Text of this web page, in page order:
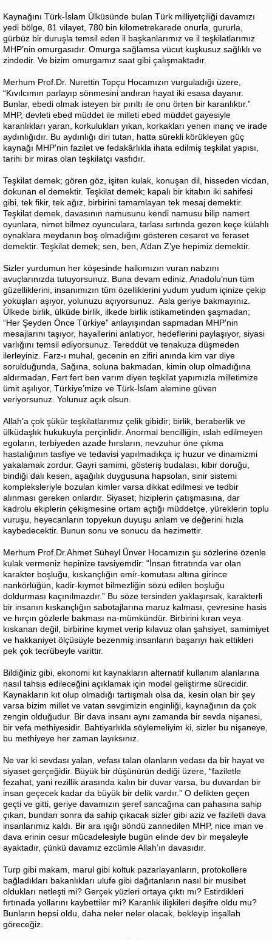
Kaynağını Türk-İslam Ülküsünde bulan Türk milliyetçiliği davamızı
yedi bölge, 81 vilayet, 780 bin kilometrekarede onurla, gururla,
gürbüz bir duruşla temsil eden il başkanlarımız ve il teşkilatlarımız
MHP’nin omurgasıdır. Omurga sağlamsa vücut kuşkusuz sağlıklı ve
zindedir. Ve bizim omurgamız saat gibi çalışmaktadır.
Merhum Prof.Dr. Nurettin Topçu Hocamızın vurguladığı üzere,
“Kıvılcımın parlayıp sönmesini andıran hayat iki esasa dayanır.
Bunlar, ebedi olmak isteyen bir pırıltı ile onu örten bir karanlıktır.”
MHP, devleti ebed müddet ile milleti ebed müddet gayesiyle
karanlıkları yaran, korkulukları yıkan, korkakları yenen inanç ve irade
aydınlığıdır. Bu aydınlığı diri tutan, hatta sürekli körükleyen güç
kaynağı MHP’nin fazilet ve fedakârlıkla ihata edilmiş teşkilat yapısı,
tarihi bir miras olan teşkilatçı vasfıdır.
Teşkilat demek; gören göz, işiten kulak, konuşan dil, hisseden vicdan,
dokunan el demektir. Teşkilat demek; kapalı bir kitabın iki sahifesi
gibi, tek fikir, tek ağız, birbirini tamamlayan tek mesaj demektir.
Teşkilat demek, davasının namusunu kendi namusu bilip namert
oyunlara, nimet bilmez oyunculara, tarlası sırtında gezen keçe külahlı
oynaklara meydanın boş olmadığını gösteren cesaret ve feraset
demektir. Teşkilat demek; sen, ben, A’dan Z’ye hepimiz demektir.
Sizler yurdumun her köşesinde halkımızın vuran nabzını
avuçlarınızda tutuyorsunuz. Buna devam ediniz. Anadolu’nun tüm
güzelliklerini, insanımızın tüm özelliklerini yudum yudum içinize çekip
yokuşları aşıyor, yolunuzu açıyorsunuz. Asla geriye bakmayınız.
Ülkede birlik, ülküde birlik, ilkede birlik istikametinden şaşmadan;
“Her Şeyden Önce Türkiye” anlayışından sapmadan MHP’nin
mesajlarını taşıyor, hayallerini anlatıyor, hedeflerini paylaşıyor, siyasi
varlığını temsil ediyorsunuz. Tereddüt ve tenakuza düşmeden
ilerleyiniz. Farz-ı muhal, gecenin en zifiri anında kim var diye
sorulduğunda, Sağına, soluna bakmadan, kimin olup olmadığına
aldırmadan, Fert fert ben varım diyen teşkilat yapımızla milletimize
ümit aşılıyor, Türkiye’mize ve Türk-İslam alemine güven
veriyorsunuz. Yolunuz açık olsun.
Allah’a çok şükür teşkilatlarımız çelik gibidir; birlik, beraberlik ve
ülküdaşlık hukukuyla perçinlidir. Anormal bencilliğin, ıslah edilmeyen
egoların, terbiyeden azade hırsların, nevzuhur öne çıkma
hastalığının tasfiye ve tedavisi yapılmadıkça iç huzur ve dinamizmi
yakalamak zordur. Gayri samimi, gösteriş budalası, kibir doruğu,
bindiği dalı kesen, aşağılık duygusuna hapsolan, sinir sistemi
kompleksleriyle bozulan kimler varsa dikkat edilmesi ve tedbir
alınması gereken onlardır. Siyaset; hiziplerin çatışmasına, dar
kadrolu ekiplerin çekişmesine ortam açtığı müddetçe, yüreklerin toplu
vuruşu, heyecanların topyekun duyuşu anlam ve değerini hızla
kaybedecektir. Bunun sonu ve sonucu da hezimettir.
Merhum Prof.Dr.Ahmet Süheyl Ünver Hocamızın şu sözlerine özenle
kulak vermeniz hepinize tavsiyemdir: “İnsan fıtratında var olan
karakter boşluğu, kıskançlığın emir-komutası altına girince
nankörlüğün, kadir-kıymet bilmezliğin sözü edilen boşluğu
doldurması kaçınılmazdır.” Bu söze tersinden yaklaşırsak, karakterli
bir insanın kıskançlığın sabotajlarına maruz kalması, çevresine hasis
ve hırçın gözlerle bakması na-mümkündür. Birbirini kıran veya
kıskanan değil, birbirine kıymet verip kılavuz olan şahsiyet, samimiyet
ve hakkaniyet ölçüsüyle bezenmiş insanların başarıyı hak ettikleri
pek çok tecrübeyle varittir.
Bildiğiniz gibi, ekonomi kıt kaynakların alternatif kullanım alanlarına
nasıl tahsis edileceğini açıklamak için model geliştirme sürecidir.
Kaynakların kıt olup olmadığı tartışmalı olsa da, kesin olan bir şey
varsa bizim millet ve vatan sevgimizin enginliği, kaynağının da çok
zengin olduğudur. Bir dava insanı aynı zamanda bir sevda nişanesi,
bir vefa methiyesidir. Bahtiyarlıkla söylemeliyim ki, sizler bu nişaneye,
bu methiyeye her zaman layıksınız.
Ne var ki sevdası yalan, vefası talan olanların vedası da bir hayat ve
siyaset gerçeğidir. Büyük bir düşünürün dediği üzere, “faziletle
fezahat, yani rezillik arasında kalın bir duvar varsa, bu duvardan bir
insan geçecek kadar da büyük bir delik vardır.” O delikten geçen
geçti ve gitti, geriye davamızın şeref sancağına can pahasına sahip
çıkan, bundan sonra da sahip çıkacak sizler gibi aziz ve faziletli dava
insanlarımız kaldı. Bir ara ışığı söndü zannedilen MHP, nice iman ve
dava erinin cesur mücadelesiyle bugün elinde dev bir meşaleyle
ayaktadır, çünkü davamız ezcümle Allah’ın davasıdır.
Turp gibi makam, marul gibi koltuk pazarlayanların, protokollere
bağladıkları bakanlıkları ulufe gibi dağıtanların nasıl bir musibet
oldukları netleşti mi? Gerçek yüzleri ortaya çıktı mı? Estirdikleri
fırtınada yollarını kaybettiler mi? Karanlık ilişkileri deşifre oldu mu?
Bunların hepsi oldu, daha neler neler olacak, bekleyip inşallah
göreceğiz.